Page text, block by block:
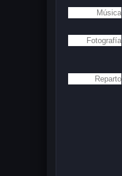
Música
Fotografía
Reparto